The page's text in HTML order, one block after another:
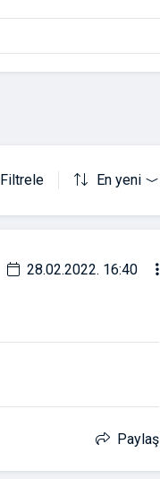
Filtrele En yeni
28.02.2022. 16:40
Paylaş